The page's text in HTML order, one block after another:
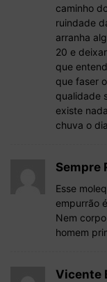
caminho
ruindade
arranha
20 e
que
que faser
qualidade
existe
chuva o
Sempre
Esse
empurrão
Nem
homem
Vicente